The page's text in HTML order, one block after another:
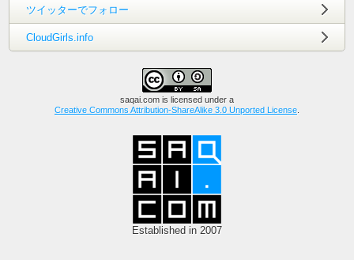
ツイッターでフォロー
CloudGirls.info
saqai.com is licensed under a
Creative Commons Attribution-ShareAlike 3.0 Unported License
Established in 2007